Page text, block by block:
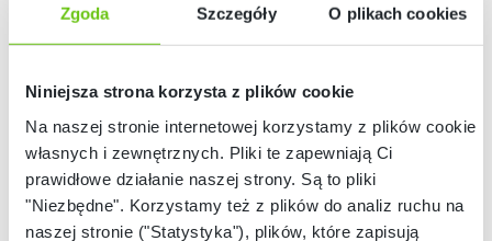
Zgoda Szczegóły O plikach cookies
Niniejsza strona korzysta z plików cookie
Na naszej stronie internetowej korzystamy z plików cookie:
własnych i zewnętrznych. Pliki te zapewniają Ci
prawidłowe działanie naszej strony. Są to pliki
"Niezbędne". Korzystamy też z plików do analiz ruchu na
naszej stronie ("Statystyka"), plików, które zapisują